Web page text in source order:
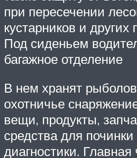
при пересечении
кустарников и других
Под сиденьем
багажное отделение
В нем хранят
охотничье
вещи, продукты,
средства для починки
диагностики. Главная